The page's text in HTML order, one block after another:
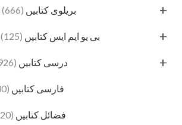
Barelvi Books بریلوی کتابیں (666) +
BUMS Books بی یو ایم ایس کتابیں (125) +
Darsi Books درسی کتابیں (926) +
Farsi Books فارسی کتابیں (30)
Fazail Books فضائل کتابیں (20)